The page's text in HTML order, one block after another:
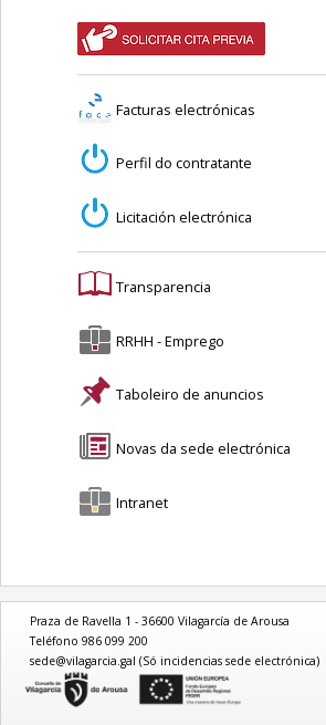
Facturas electrónicas
Perfil do contratante
Licitación electrónica
Transparencia
RRHH - Emprego
Taboleiro de anuncios
Novas da sede electrónica
Intranet
Praza de Ravella 1 - 36600 Vilagarcía de Arousa
Teléfono 986 099 200
sede@vilagarcia.gal (Só incidencias sede electrónica)